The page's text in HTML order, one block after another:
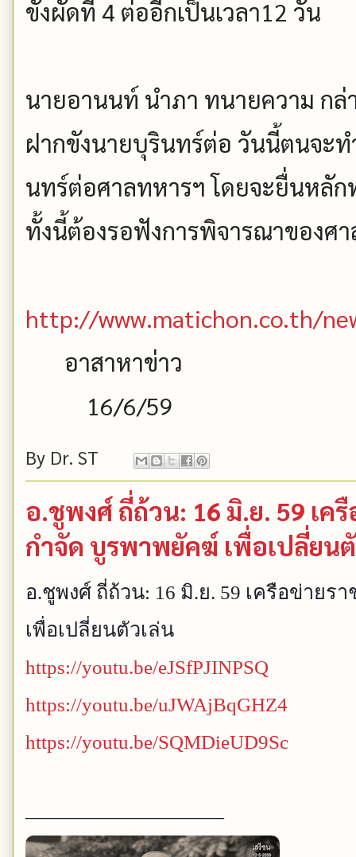
ขังผัดที่ 4 ต่ออีกเป็นเวลา12 วัน
นายอานนท์ นำภา ทนายความ ก
ฝากขังนายบุรินทร์ต่อ วันนี้ตนจะ
นทร์ต่อศาลทหารฯ โดยจะยื่นหลั
ทั้งนี้ต้องรอฟังการพิจารณาของศ
http://www.matichon.co.th/
อาสาหาข่าว
16/6/59
By Dr. ST
อ.ชูพงศ์ ถี่ถ้วน: 16 มิ.ย. 59 เค
กำจัด บูรพาพยัคฆ์ เพื่อเปลี่ยน
อ.ชูพงศ์ ถี่ถ้วน: 16 มิ.ย. 59 เครือข่าย
เพื่อเปลี่ยนตัวเล่น
https://youtu.be/eJSfPJINPSQ
https://youtu.be/uJWAjBqGHZ4
https://youtu.be/SQMDieUD9Sc
——————————